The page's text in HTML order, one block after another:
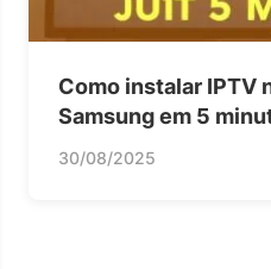
Como instalar IPTV
Samsung em 5
30/08/2025